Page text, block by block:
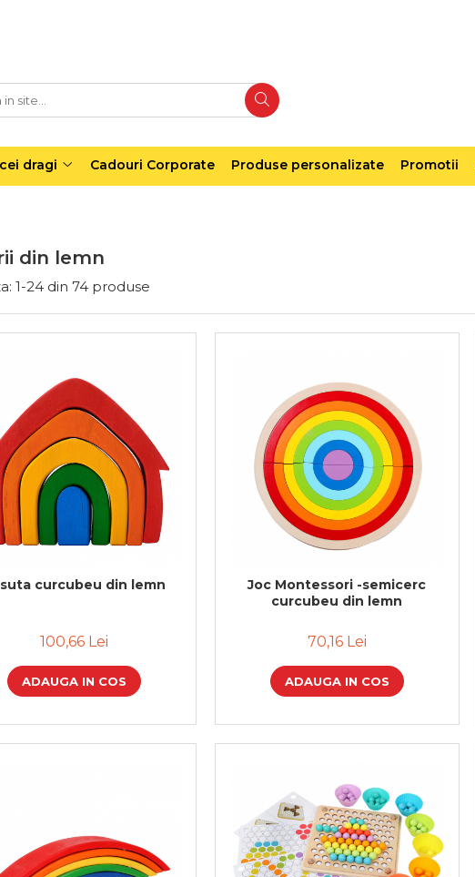
dragi Cadouri Corporate Produse personalizate Promotii
din lemn
1-24din 74 produse
curcubeu din lemn
100,66 Lei
ADAUGA IN COS
Joc Montessori -semicerc
curcubeu din lemn
70,16 Lei
ADAUGA IN COS